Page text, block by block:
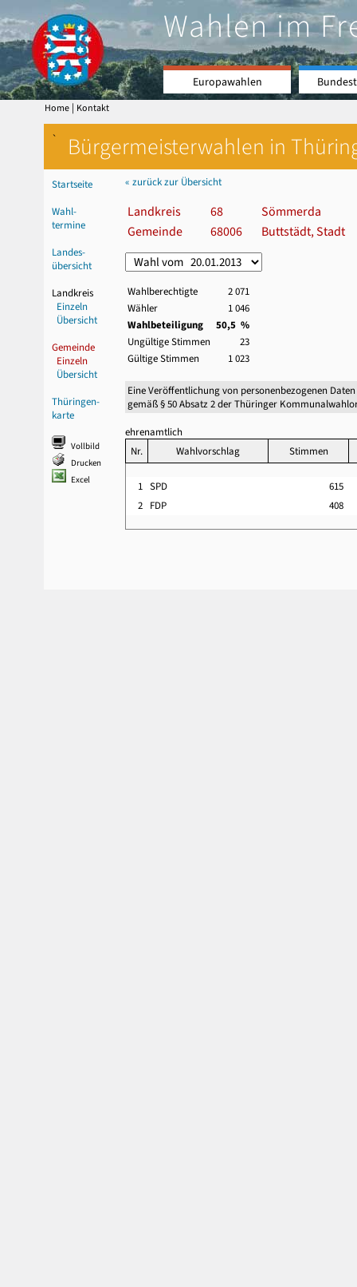
Wahlen im
Europawahlen
Home | Kontakt
` Bürgermeisterwahlen in
Startseite
Wahl-
termine
Landes-
übersicht
Landkreis
Einzeln
Übersicht
Gemeinde
Einzeln
Übersicht
Thüringen-
karte
Vollbild
Drucken
Excel
« zurück zur Übersicht
Landkreis 68
Sömmerda
Gemeinde
68006 Buttstädt, Stadt
Wahlberechtigte
2 071
Wähler
1 046
Wahlbeteiligung
50,5 %
Ungültige Stimmen
23
Gültige Stimmen
1 023
Eine Veröffentlichung von personenbezogenen
gemäß § 50 Absatz 2 der Thüringer
ehrenamtlich
Nr.
Wahlvorschlag Stimmen
1 SPD
615
2 FDP 408